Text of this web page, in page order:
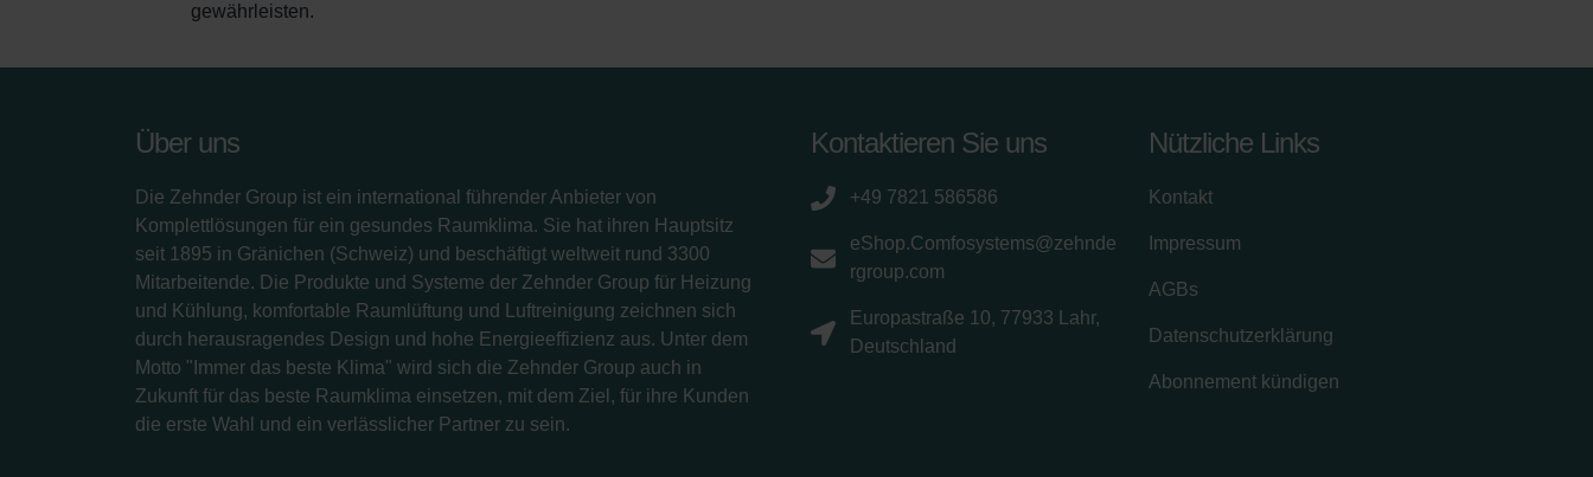
gewährleisten.
Über uns
Die Zehnder Group ist ein international führender Anbieter von
Komplettlösungen für ein gesundes Raumklima. Sie hat ihren Hauptsitz
seit 1895 in Gränichen (Schweiz) und beschäftigt weltweit rund 3300
Mitarbeitende. Die Produkte und Systeme der Zehnder Group für Heizung
und Kühlung, komfortable Raumlüftung und Luftreinigung zeichnen sich
durch herausragendes Design und hohe Energieeffizienz aus. Unter dem
Motto "Immer das beste Klima" wird sich die Zehnder Group auch in
Zukunft für das beste Raumklima einsetzen, mit dem Ziel, für ihre Kunden
die erste Wahl und ein verlässlicher Partner zu sein.
Kontaktieren Sie uns
+49 7821 586586
eShop.Comfosystems@zehnde
rgroup.com
Europastraße 10, 77933 Lahr,
Deutschland
Nützliche Links
Kontakt
Impressum
AGBs
Datenschutzerklärung
Abonnement kündigen